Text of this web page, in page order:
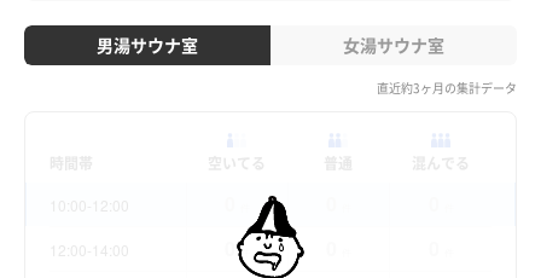
男湯サウナ室 女湯サウナ室
直近約3ヶ月の集計データ
件